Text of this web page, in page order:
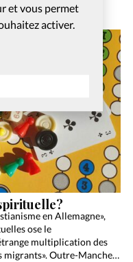
et vous permet
activer.
en Allemagne»,
ose le
multiplication des
Outre-Manche,